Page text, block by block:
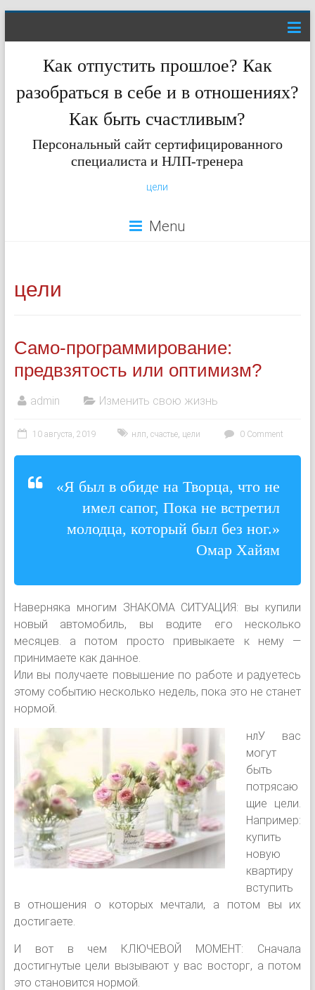
Как отпустить прошлое? Как
разобраться в себе и в отношениях?
Как быть счастливым?
Персональный сайт сертифицированного
специалиста и НЛП-тренера
цели
Menu
цели
Само-программирование:
предвзятость или оптимизм?
admin Изменить свою жизнь
10 августа, 2019 нлп, счастье, цели 0 Comment
«Я был в обиде на Творца, что не
имел сапог, Пока не встретил
молодца, который был без ног.»
Омар Хайям
Наверняка многим ЗНАКОМА СИТУАЦИЯ: вы купили
новый автомобиль, вы водите его несколько
месяцев. а потом просто привыкаете к нему —
принимаете как данное.
Или вы получаете повышение по работе и радуетесь
этому событию несколько недель, пока это не станет
нормой.
нлУ вас
могут
быть
потрясаю
щие цели.
Например:
купить
новую
квартиру
вступить
в отношения о которых мечтали, а потом вы их
достигаете.
И вот в чем КЛЮЧЕВОЙ МОМЕНТ: Сначала
достигнутые цели вызывают у вас восторг, а потом
это становится нормой.